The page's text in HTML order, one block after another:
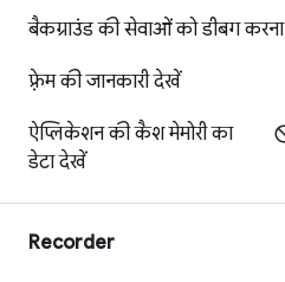
बैकग्राउंड की सेवाओं को डीबग करना
फ़्रेम की जानकारी देखें
ऐप्लिकेशन की कैश मेमोरी का
डेटा देखें
Recorder